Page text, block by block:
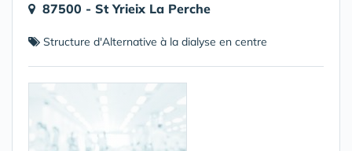
87500 - St Yrieix La Perche
Structure d'Alternative à la dialyse en centre